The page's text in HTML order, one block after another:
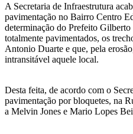
A Secretaria de Infraestrutura
pavimentação no Bairro Centro
determinação do Prefeito
totalmente pavimentados, os
Antonio Duarte e que, pela
intransitável aquele local.
Desta feita, de acordo com o
pavimentação por bloquetes, na
a Melvin Jones e Mario Lopes